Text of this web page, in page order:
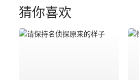
猜你喜欢